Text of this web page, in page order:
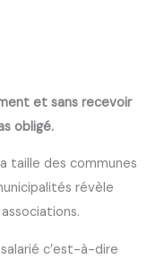
et sans recevoir
obligé.
taille des communes
révèle
c’est-à-dire